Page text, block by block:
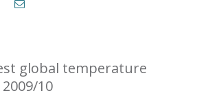
global temperature
10